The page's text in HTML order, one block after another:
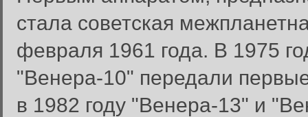
стала советская
февраля 1961 года. В 1975
"Венера-10" передали
в 1982 году "Венера-13" и